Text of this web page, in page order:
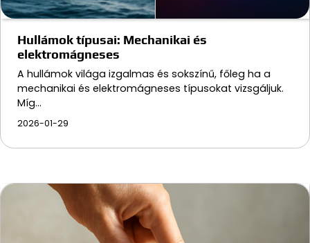
Hullámok típusai: Mechanikai és
elektromágneses
A hullámok világa izgalmas és sokszínű, főleg ha a
mechanikai és elektromágneses típusokat vizsgáljuk.
Míg…
2026-01-29